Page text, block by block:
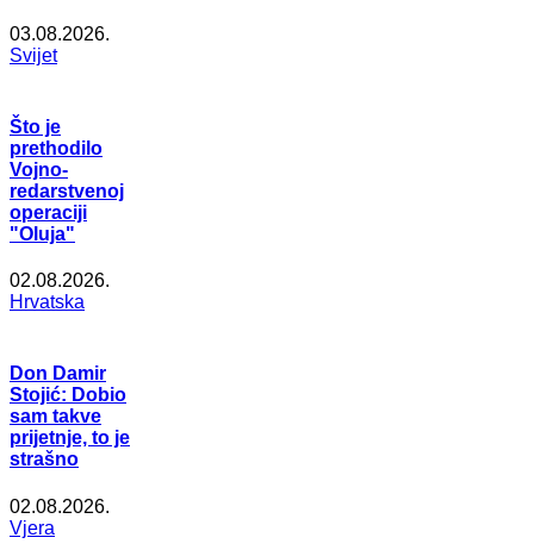
03.08.2026.
Svijet
Što je
prethodilo
Vojno-
redarstvenoj
operaciji
"Oluja"
02.08.2026.
Hrvatska
Don Damir
Stojić: Dobio
sam takve
prijetnje, to je
strašno
02.08.2026.
Vjera